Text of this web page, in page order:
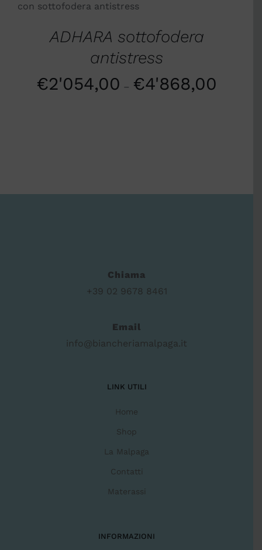
DETTAGLI
ADHARA sottofodera
antistress
€2'054,00 – €4'868,00
Chiama
+39 02 9678 8461
Email
info@biancheriamalpaga.it
LINK UTILI
Home
Shop
La Malpaga
Contatti
Materassi
INFORMAZIONI